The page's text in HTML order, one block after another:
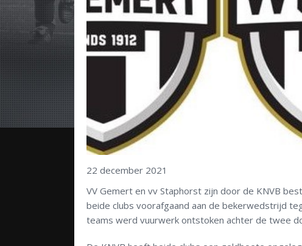
22 december 2021
VV Gemert en vv Staphorst zijn door de KNVB
beide clubs voorafgaand aan de bekerwedstrijd
teams werd vuurwerk ontstoken achter de twee